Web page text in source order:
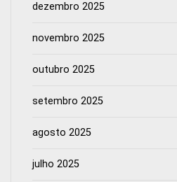
dezembro 2025
novembro 2025
outubro 2025
setembro 2025
agosto 2025
julho 2025